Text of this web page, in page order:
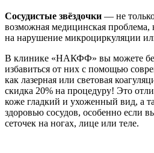
Сосудистые звёздочки — не
возможная медицинская проблема,
на нарушение микроциркуляции
В клинике «НАКФФ» вы можете
избавиться от них с помощью
как лазерная или световая
скидка 20% на процедуру! Это
коже гладкий и ухоженный вид, а
здоровью сосудов, особенно если
сеточек на ногах, лице или теле.